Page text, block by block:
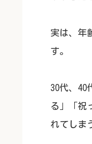
実は、年
す。
30代、40
る」「祝
れてしま